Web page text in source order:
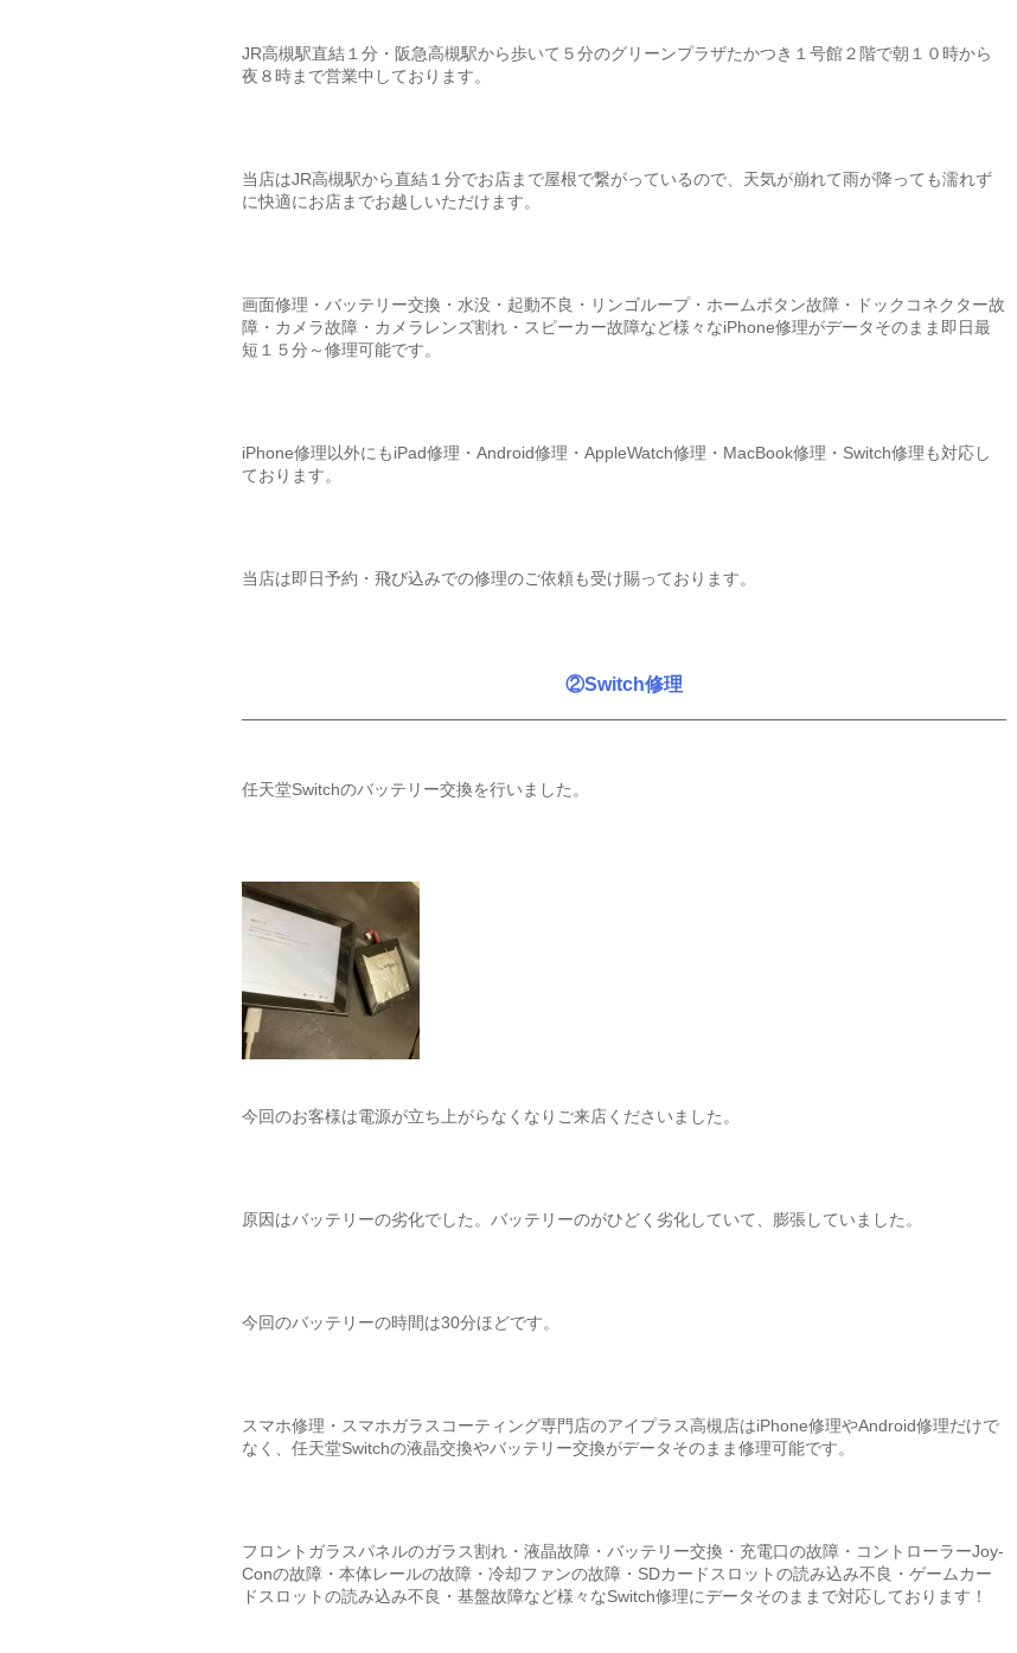
JR高槻駅直結１分・阪急高槻駅から歩いて５分のグリーンプラザたかつき１号館２階で朝１０時から
夜８時まで営業中しております。
当店はJR高槻駅から直結１分でお店まで屋根で繋がっているので、天気が崩れて雨が降っても濡れず
に快適にお店までお越しいただけます。
画面修理・バッテリー交換・水没・起動不良・リンゴループ・ホームボタン故障・ドックコネクター故
障・カメラ故障・カメラレンズ割れ・スピーカー故障など様々なiPhone修理がデータそのまま即日最
短１５分～修理可能です。
iPhone修理以外にもiPad修理・Android修理・AppleWatch修理・MacBook修理・Switch修理も対応し
ております。
当店は即日予約・飛び込みでの修理のご依頼も受け賜っております。
②Switch修理
任天堂Switchのバッテリー交換を行いました。
今回のお客様は電源が立ち上がらなくなりご来店くださいました。
原因はバッテリーの劣化でした。バッテリーのがひどく劣化していて、膨張していました。
今回のバッテリーの時間は30分ほどです。
スマホ修理・スマホガラスコーティング専門店のアイプラス高槻店はiPhone修理やAndroid修理だけで
なく、任天堂Switchの液晶交換やバッテリー交換がデータそのまま修理可能です。
フロントガラスパネルのガラス割れ・液晶故障・バッテリー交換・充電口の故障・コントローラーJoy‐
Conの故障・本体レールの故障・冷却ファンの故障・SDカードスロットの読み込み不良・ゲームカー
ドスロットの読み込み不良・基盤故障など様々なSwitch修理にデータそのままで対応しております！